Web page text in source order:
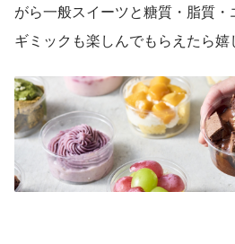
がら一般スイーツと糖質・脂質
ギミックも楽しんでもらえたら嬉